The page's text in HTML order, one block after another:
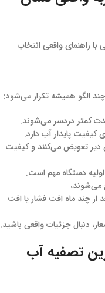
با راهنمای واقعی انتخاب
الگو همیشه تکرار می‌شود:
کمتر دردسر می‌شوند.
کیفیت پایدار آب دارد.
دیر تعویض می‌کنند و کیفیت
دستگاه مهم است.
می‌شوند،
چند ماه افت فشار یا افت
دنبال جزئیات واقعی باشید.
تصفیه آب